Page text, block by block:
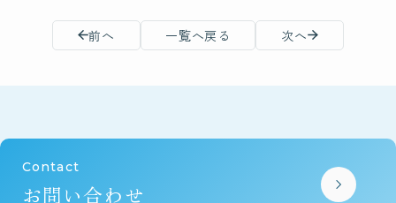
b
k
d
前へ 一覧へ戻る 次へ
Contact
お問い合わせ